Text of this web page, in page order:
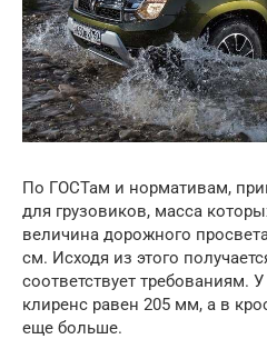
По ГОСТам и нормативам,
для грузовиков, масса
величина дорожного
см. Исходя из этого
соответствует требованиям.
клиренс равен 205 мм, а в
еще больше.